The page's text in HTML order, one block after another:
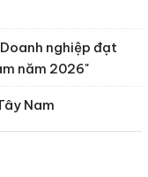
nghiệp đạt
năm 2026"
Nam